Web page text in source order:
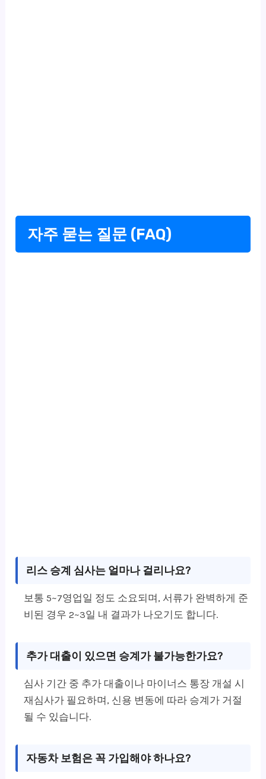
자주 묻는 질문 (FAQ)
리스 승계 심사는 얼마나 걸리나요?
보통 5~7영업일 정도 소요되며, 서류가 완벽하게 준
비된 경우 2~3일 내 결과가 나오기도 합니다.
추가 대출이 있으면 승계가 불가능한가요?
심사 기간 중 추가 대출이나 마이너스 통장 개설 시
재심사가 필요하며, 신용 변동에 따라 승계가 거절
될 수 있습니다.
자동차 보험은 꼭 가입해야 하나요?